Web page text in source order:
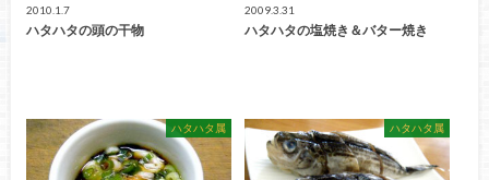
2010.1.7
ハタハタの頭の干物
2009.3.31
ハタハタの塩焼き＆バター焼き
ハタハタ属 ハタハタ属